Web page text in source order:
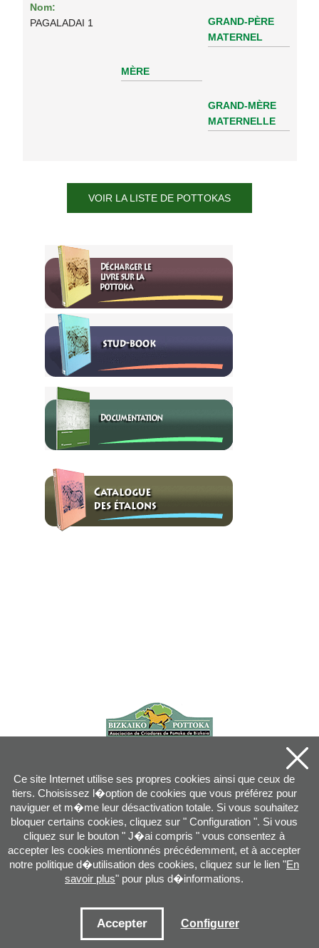
Nom:
PAGALADAI 1
MÈRE
GRAND-PÈRE
MATERNEL
GRAND-MÈRE
MATERNELLE
VOIR LA LISTE DE POTTOKAS
info@pottoka.info
Conditions d'Utilisation-Politique de Privacité-Politique des Cookies
Ce site Internet utilise ses propres cookies ainsi que ceux de
tiers. Choisissez l�option de cookies que vous préférez pour
naviguer et m�me leur désactivation totale. Si vous souhaitez
bloquer certains cookies, cliquez sur " Configuration ". Si vous
cliquez sur le bouton " J�ai compris " vous consentez à
accepter les cookies mentionnés précédemment, et à accepter
notre politique d�utilisation des cookies, cliquez sur le lien "En
savoir plus" pour plus d�informations.
Accepter Configurer